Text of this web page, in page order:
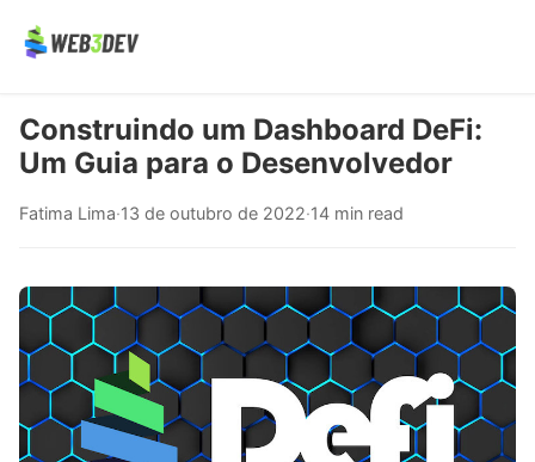
Construindo um Dashboard DeFi:
Um Guia para o Desenvolvedor
Fatima Lima·13 de outubro de 2022·14 min read